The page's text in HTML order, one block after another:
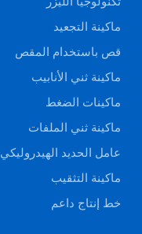
ماكينة التجعيد
قص باستخدام المقص
ماكينة ثني الأنابيب
ماكينات الضغط
ماكينة ثني الملفات
عامل الحديد الهيدروليكي
ماكينة التثقيب
خط إنتاج داعم